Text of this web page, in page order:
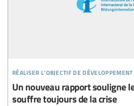
réaliser l’objectif de
Un nouveau rapport souligne
souffre toujours de la crise